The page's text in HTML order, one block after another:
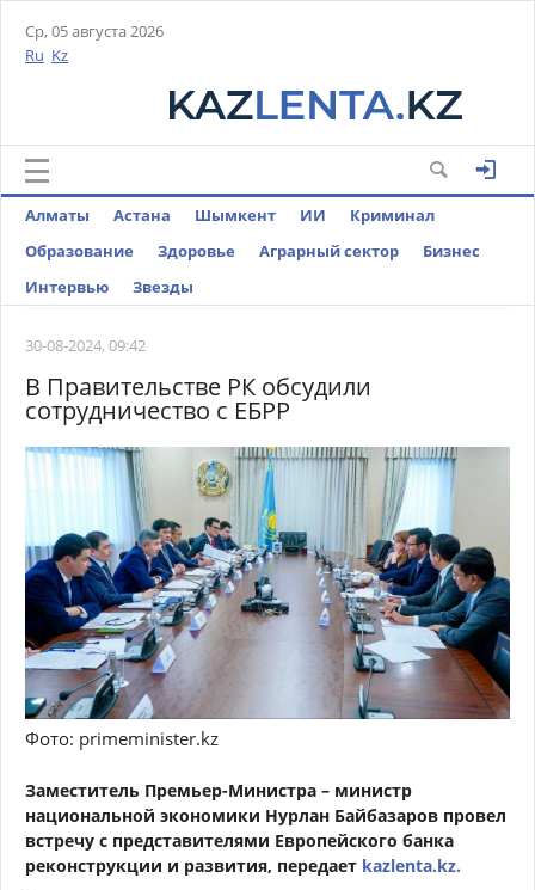
Ср, 05 августа 2026
Ru Kz
Алматы Астана Шымкент ИИ
Криминал
Образование
Здоровье Аграрный сектор
Бизнес
Интервью
Звезды
30-08-2024, 09:42
В Правительстве РК обсудили
сотрудничество с ЕБРР
Фото: primeminister.kz
Заместитель Премьер-Министра – министр
национальной экономики Нурлан Байбазаров провел
встречу с представителями Европейского банка
реконструкции и развития, передает kazlenta.kz.